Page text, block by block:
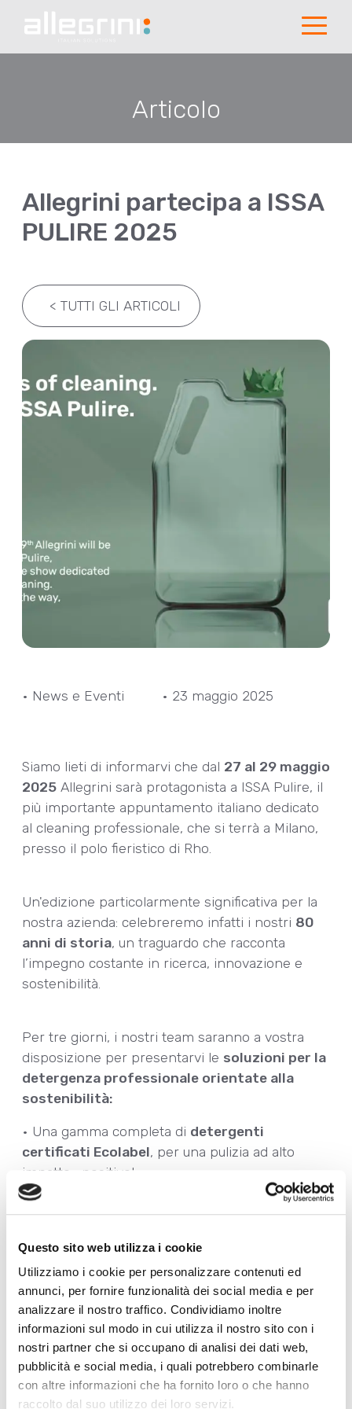
Questo sito web utilizza i cookie
Utilizziamo i cookie per personalizzare contenuti ed
annunci, per fornire funzionalità dei social media e per
analizzare il nostro traffico. Condividiamo inoltre
informazioni sul modo in cui utilizza il nostro sito con i
nostri partner che si occupano di analisi dei dati web,
pubblicità e social media, i quali potrebbero combinarle
con altre informazioni che ha fornito loro o che hanno
raccolto dal suo utilizzo dei loro servizi.
Articolo
Allegrini partecipa a ISSA
PULIRE 2025
< TUTTI GLI ARTICOLI
• News e Eventi • 23 maggio 2025
Siamo lieti di informarvi che dal 27 al 29 maggio
2025 Allegrini sarà protagonista a ISSA Pulire, il
più importante appuntamento italiano dedicato
al cleaning professionale, che si terrà a Milano,
presso il polo fieristico di Rho.
Un'edizione particolarmente significativa per la
nostra azienda: celebreremo infatti i nostri 80
anni di storia, un traguardo che racconta
l’impegno costante in ricerca, innovazione e
sostenibilità.
Per tre giorni, i nostri team saranno a vostra
disposizione per presentarvi le soluzioni per la
detergenza professionale orientate alla
sostenibilità:
• Una gamma completa di detergenti
certificati Ecolabel, per una pulizia ad alto
impatto… positivo!
•Prodotti concentrati
, per ottimizzare
consumi e ridurre gli sprechi,
per ogni contesto professionale,
•Clean Is All,il protocollo di pulizia e
disinfezione degli ambienti verificato dal
Dipartimento Ambiente e Salute dell’Istituto di
Ricerche Farmacologiche Mario Negri studiato
per assicurare a tutti gli ospiti di una
struttura/attività commerciale una permanenza
sicura nel rispetto delle norme di igiene: il